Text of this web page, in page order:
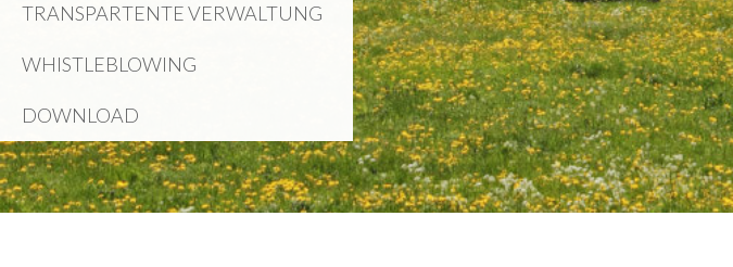
TRANSPARTENTE VERWALTUNG
WHISTLEBLOWING
DOWNLOAD